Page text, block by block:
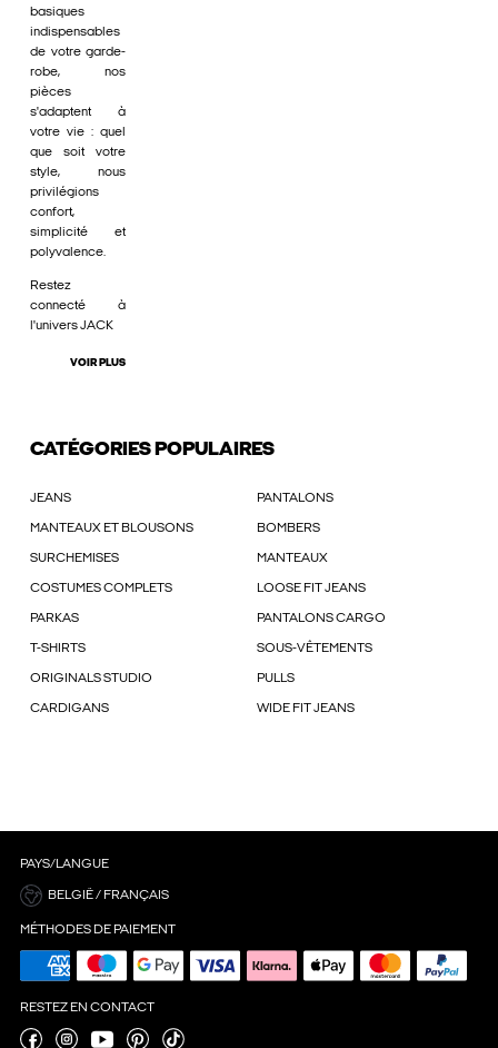
basiques
indispensables
de votre garde-
robe, nos
pièces
s'adaptent à
votre vie : quel
que soit votre
style, nous
privilégions
confort,
simplicité et
polyvalence.
Restez
connecté à
l'univers JACK
VOIR PLUS
CATÉGORIES POPULAIRES
JEANS PANTALONS
MANTEAUX ET BLOUSONS BOMBERS
SURCHEMISES MANTEAUX
COSTUMES COMPLETS LOOSE FIT JEANS
PARKAS PANTALONS CARGO
T-SHIRTS SOUS-VÊTEMENTS
ORIGINALS STUDIO PULLS
CARDIGANS WIDE FIT JEANS
PAYS/LANGUE
BELGIË / FRANÇAIS
MÉTHODES DE PAIEMENT
RESTEZ EN CONTACT